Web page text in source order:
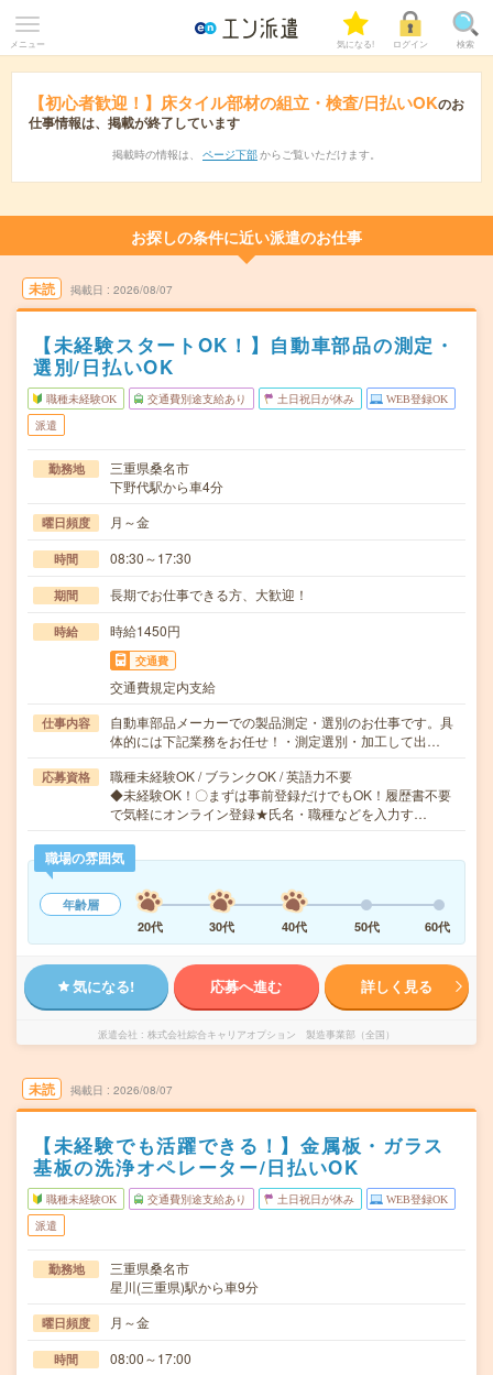
メニュー 気になる! ログイン 検索
【初心者歓迎！】床タイル部材の組立・検査/日払いOKのお
仕事情報は、掲載が終了しています
掲載時の情報は、 ページ下部 からご覧いただけます。
お探しの条件に近い派遣のお仕事
未読 掲載日 2026/08/07
【未経験スタートOK！】自動車部品の測定・
選別/日払いOK
職種未経験OK 交通費別途支給あり 土日祝日が休み WEB登録OK
派遣
勤務地
三重県桑名市
下野代駅から車4分
曜日頻度 月～金
時間 08:30～17:30
期間 長期でお仕事できる方、大歓迎！
時給 時給1450円
交通費
交通費規定内支給
仕事内容
自動車部品メーカーでの製品測定・選別のお仕事です。具
体的には下記業務をお任せ！・測定選別・加工して出…
応募資格
職種未経験OK / ブランクOK / 英語力不要
◆未経験OK！〇まずは事前登録だけでもOK！履歴書不要
で気軽にオンライン登録★氏名・職種などを入力す…
職場の雰囲気
年齢層
20代
30代 40代 50代 60代
気になる! 応募へ進む 詳しく見る
派遣会社 株式会社綜合キャリアオプション 製造事業部（全国）
未読 掲載日 2026/08/07
【未経験でも活躍できる！】金属板・ガラス
基板の洗浄オペレーター/日払いOK
職種未経験OK 交通費別途支給あり 土日祝日が休み WEB登録OK
派遣
勤務地
三重県桑名市
星川(三重県)駅から車9分
曜日頻度 月～金
時間 08:00～17:00